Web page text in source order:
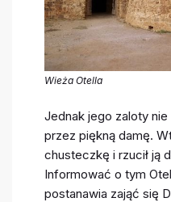
Wieża Otella
Jednak jego zaloty
przez piękną damę.
chusteczkę i rzucił ją
Informować o tym
postanawia zająć się